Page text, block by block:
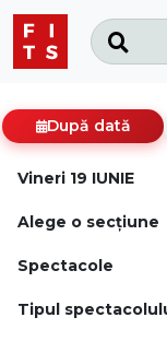
După dată